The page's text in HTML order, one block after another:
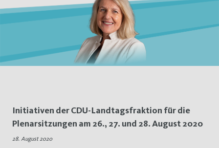
Schlagwort:
Überwachung
Initiativen der CDU-Landtagsfraktion für die
Plenarsitzungen am 26., 27. und 28. August 2020
28. August 2020